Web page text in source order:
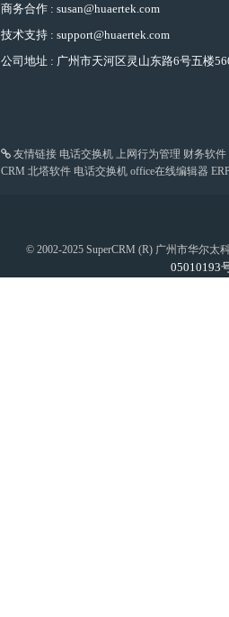
商务合作 : susan@huaertek.com
技术支持 : support@huaertek.com
公司地址 : 广州市天河区灵山东路6号五楼
友情链接 电话交换机 上网行为管理 财务软件
CRM 北塔软件 电话交换机 office在线编辑器
© 2002-2025 SuperCRM (R) 广州市华尔太
05010193